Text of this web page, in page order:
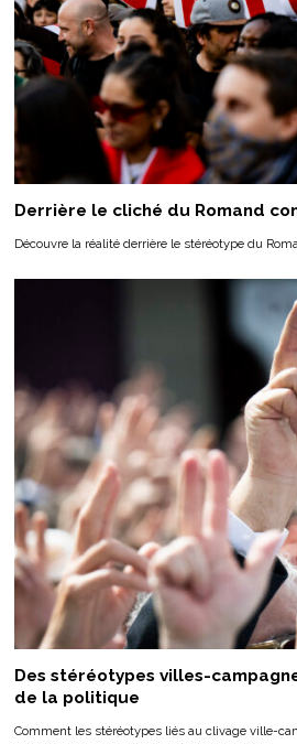
Derrière le cliché du Romand
Découvre la réalité derrière le stéréotype du
Des stéréotypes villes-
de la politique
Comment les stéréotypes liés au clivage ville-